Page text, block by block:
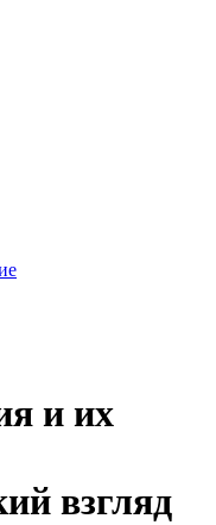
и их
взгляд